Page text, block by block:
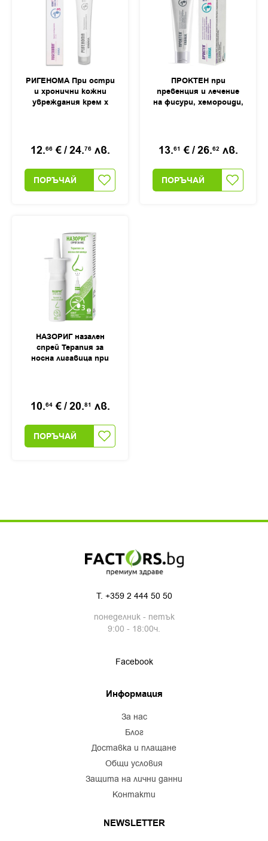
РИГЕНОМА При остри
и хронични кожни
увреждания крем х
12.66 €/24.76 лв.
ПОРЪЧАЙ
ПРОКТЕН при
превенция и лечение
на фисури, хемороиди,
40мл
13.61 €/26.62 лв.
ПОРЪЧАЙ
НАЗОРИГ назален
спрей Терапия за
носна лигавица при
10.64 €/20.81 лв.
ПОРЪЧАЙ
T. +359 2 444 50 50
понеделник - петък
9:00 - 18:00ч.
Facebook
Информация
за нас
блог
доставка и плащане
общи условия
защита на лични данни
контакти
NEWSLETTER